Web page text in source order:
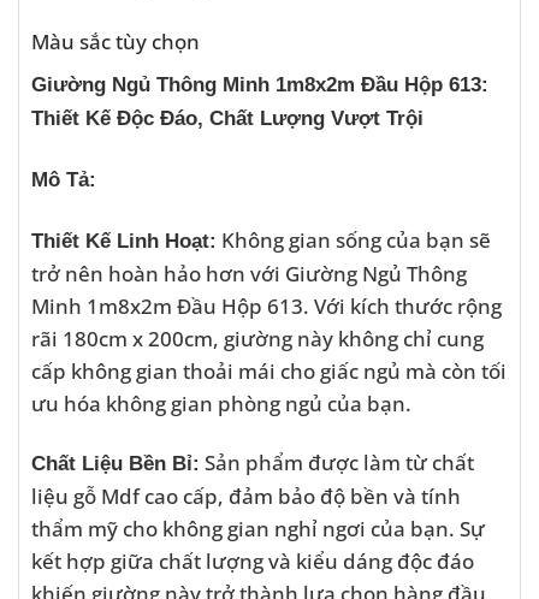
Màu sắc tùy chọn
Giường Ngủ Thông Minh 1m8x2m Đầu Hộp 613:
Thiết Kế Độc Đáo, Chất Lượng Vượt Trội
Mô Tả:
Thiết Kế Linh Hoạt: Không gian sống của bạn sẽ
trở nên hoàn hảo hơn với Giường Ngủ Thông
Minh 1m8x2m Đầu Hộp 613. Với kích thước rộng
rãi 180cm x 200cm, giường này không chỉ cung
cấp không gian thoải mái cho giấc ngủ mà còn tối
ưu hóa không gian phòng ngủ của bạn.
Chất Liệu Bền Bỉ: Sản phẩm được làm từ chất
liệu gỗ Mdf cao cấp, đảm bảo độ bền và tính
thẩm mỹ cho không gian nghỉ ngơi của bạn. Sự
kết hợp giữa chất lượng và kiểu dáng độc đáo